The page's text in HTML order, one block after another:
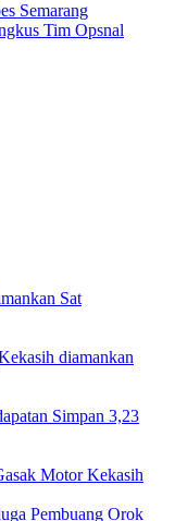
Semarang
Tim Opsnal
Sat
diamankan
Simpan 3,23
Motor Kekasih
Pembuang Orok